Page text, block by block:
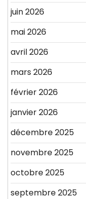
juin 2026
mai 2026
avril 2026
mars 2026
février 2026
janvier 2026
décembre 2025
novembre 2025
octobre 2025
septembre 2025